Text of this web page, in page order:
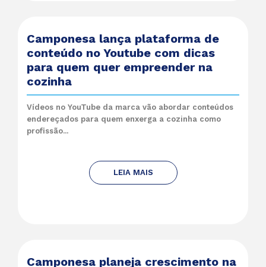
Camponesa lança plataforma de
conteúdo no Youtube com dicas
para quem quer empreender na
cozinha
Vídeos no YouTube da marca vão abordar conteúdos
endereçados para quem enxerga a cozinha como
profissão...
LEIA MAIS
Camponesa planeja crescimento na